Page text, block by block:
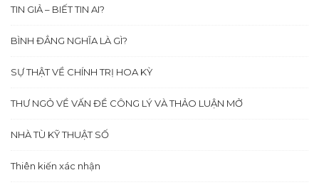
TIN GIẢ – BIẾT TIN AI?
BÌNH ĐẲNG NGHĨA LÀ GÌ?
SỰ THẬT VỀ CHÍNH TRỊ HOA KỲ
THƯ NGỎ VỀ VẤN ĐỀ CÔNG LÝ VÀ THẢO LUẬN MỞ
NHÀ TÙ KỸ THUẬT SỐ
Thiên kiến xác nhận